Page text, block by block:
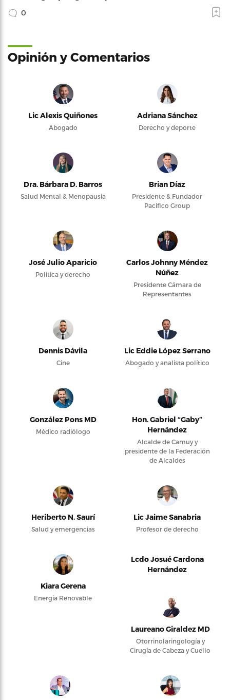
0
Opinión y Comentarios
Lic Alexis Quiñones
Abogado
Adriana Sánchez
Derecho y deporte
Dra. Bárbara D. Barros
Salud Mental & Menopausia
Brian Díaz
Presidente & Fundador
Pacifico Group
José Julio Aparicio
Política y derecho
Carlos Johnny Méndez
Núñez
Presidente Cámara de
Representantes
Dennis Dávila
Cine
Lic Eddie López Serrano
Abogado y analista político
González Pons MD
Médico radiólogo
Hon. Gabriel “Gaby”
Hernández
Alcalde de Camuy y
presidente de la Federación
de Alcaldes
Heriberto N. Saurí
Salud y emergencias
Lic Jaime Sanabria
Profesor de derecho
Kiara Gerena
Energía Renovable
Lcdo Josué Cardona
Hernández
Laureano Giraldez MD
Otorrinolaringología y
Cirugía de Cabeza y Cuello